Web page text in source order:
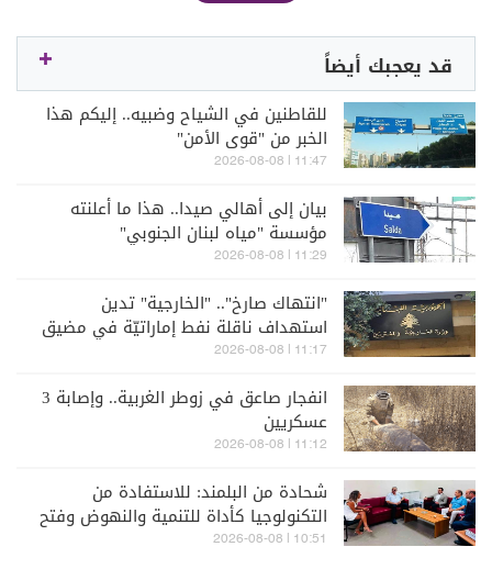
قد يعجبك أيضاً
للقاطنين في الشياح وضبيه.. إليكم هذا
الخبر من "قوى الأمن"
11:47 | 2026-08-08
بيان إلى أهالي صيدا.. هذا ما أعلنته
مؤسسة "مياه لبنان الجنوبي"
11:29 | 2026-08-08
"انتهاك صارخ".. "الخارجية" تدين
استهداف ناقلة نفط إماراتيّة في مضيق
هرمز
11:17 | 2026-08-08
انفجار صاعق في زوطر الغربية.. وإصابة 3
عسكريين
11:12 | 2026-08-08
شحادة من البلمند: للاستفادة من
التكنولوجيا كأداة للتنمية والنهوض وفتح
آفاق جديدة أمام الشباب
10:51 | 2026-08-08